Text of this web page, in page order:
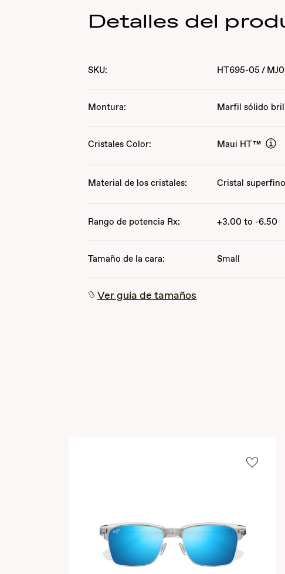
Detalles del
SKU: HT695-05 /
Montura: Marfil sólido
Cristales Color: Maui HT™
Material de los cristales: Cristal
Rango de potencia Rx: +3.00 to -6.50
Tamaño de la cara: Small
Ver guía de tamaños